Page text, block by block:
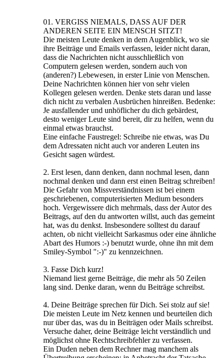
01. VERGISS NIEMALS, DASS AUF DER
ANDEREN SEITE EIN MENSCH SITZT!
Die meisten Leute denken in dem Augenblick, wo sie
ihre Beiträge und Emails verfassen, leider nicht daran,
dass die Nachrichten nicht ausschließlich von
Computern gelesen werden, sondern auch von
(anderen?) Lebewesen, in erster Linie von Menschen.
Deine Nachrichten können hier von sehr vielen
Kollegen gelesen werden. Denke stets daran und lasse
dich nicht zu verbalen Ausbrüchen hinreißen. Bedenke:
Je ausfallender und unhöflicher du dich gebärdest,
desto weniger Leute sind bereit, dir zu helfen, wenn du
einmal etwas brauchst.
Eine einfache Faustregel: Schreibe nie etwas, was Du
dem Adressaten nicht auch vor anderen Leuten ins
Gesicht sagen würdest.
2. Erst lesen, dann denken, dann nochmal lesen, dann
nochmal denken und dann erst einen Beitrag schreiben!
Die Gefahr von Missverständnissen ist bei einem
geschriebenen, computerisierten Medium besonders
hoch. Vergewissere dich mehrmals, dass der Autor des
Beitrags, auf den du antworten willst, auch das gemeint
hat, was du denkst. Insbesondere solltest du darauf
achten, ob nicht vielleicht Sarkasmus oder eine ähnliche
Abart des Humors :-) benutzt wurde, ohne ihn mit dem
Smiley-Symbol ":-)" zu kennzeichnen.
3. Fasse Dich kurz!
Niemand liest gerne Beiträge, die mehr als 50 Zeilen
lang sind. Denke daran, wenn du Beiträge schreibst.
4. Deine Beiträge sprechen für Dich. Sei stolz auf sie!
Die meisten Leute im Netz kennen und beurteilen dich
nur über das, was du in Beiträgen oder Mails schreibst.
Versuche daher, deine Beiträge leicht verständlich und
möglichst ohne Rechtschreibfehler zu verfassen.
Ein Duden neben dem Rechner mag manchem als